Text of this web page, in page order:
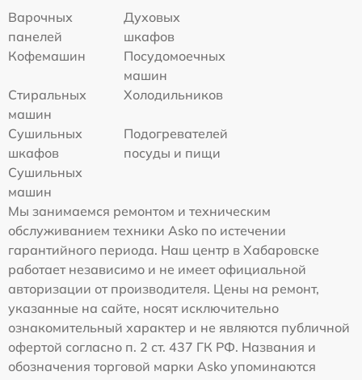
Варочных
панелей
Духовых
шкафов
Кофемашин
Посудомоечных
машин
Стиральных
машин
Холодильников
Сушильных
шкафов
Подогревателей
посуды и пищи
Сушильных
машин
Мы занимаемся ремонтом и техническим
обслуживанием техники Asko по истечении
гарантийного периода. Наш центр в Хабаровске
работает независимо и не имеет официальной
авторизации от производителя. Цены на ремонт,
указанные на сайте, носят исключительно
ознакомительный характер и не являются публичной
офертой согласно п. 2 ст. 437 ГК РФ. Названия и
обозначения торговой марки Asko упоминаются